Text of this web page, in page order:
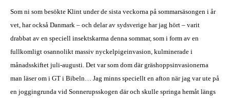
Som ni som besökte Klint under de sista veckorna på sommarsäsongen i år
vet, har också Danmark – och delar av sydsverige har jag hört – varit
drabbat av en speciell insektskarma denna sommar, som i form av en
fullkomligt osannolikt massiv nyckelpigeinvasion, kulminerade i
månadsskiftet juli-augusti. Det var som dom där gräshoppsinvasionerna
man läser om i GT i Bibeln… Jag minns speciellt en afton när jag var ute på
en joggingrunda vid Sonnerupsskogen där och skulle springa hemåt längs